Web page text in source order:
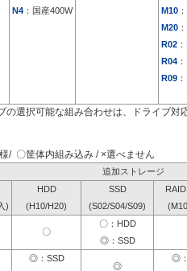
N4 ：国産400W
M10
M20
R02
R04
R09
選択可能な組み合わせは、ドライブ対
/ 〇筐体内組み込み / ×選べません
追加ストレージ
HDD SSD
)
(H10/H20) (S02/S04/S09)
〇
〇：HDD
◎：SSD
◎：SSD
◎
◎